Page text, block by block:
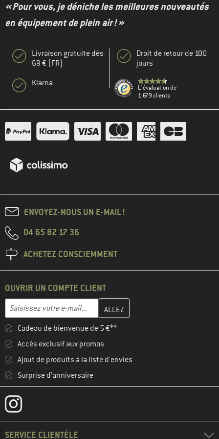
« Pour vous, je déniche les meilleures nouveautés
en équipement de plein air ! »
Livraison gratuite dès
69 € (FR)
Klarna
Droit de retour de 100
jours
L' évaluation de
1.679 clients
ENVOYEZ-NOUS UN E-MAIL !
04 65 82 17 36
ACHETEZ CONSCIEMMENT
OUVRIR UN COMPTE CLIENT
Adresse e-mail
Entrez votre adresse e-mail ici et créez votre compte client à la
Cadeau de bienvenue de 5 €**
Accès exclusif aux promos
Ajout de produits à la liste d'envies
Surprise d'anniversaire
SERVICE CLIENTÈLE